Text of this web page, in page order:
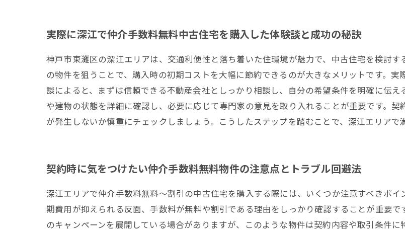
実際に深江で仲介手数料無料中古住宅を購入した体験談と成功の秘訣
神戸市東灘区の深江エリアは、交通利便性と落ち着いた住環境が魅力で、中古住宅を検討
の物件を狙うことで、購入時の初期コストを大幅に節約できるのが大きなメリットです。
談によると、まずは信頼できる不動産会社としっかり相談し、自分の希望条件を明確に伝
や建物の状態を詳細に確認し、必要に応じて専門家の意見を取り入れることが重要です。
が発生しないか慎重にチェックしましょう。こうしたステップを踏むことで、深江エリアで
契約時に気をつけたい仲介手数料無料物件の注意点とトラブル回避法
深江エリアで仲介手数料無料～割引の中古住宅を購入する際には、いくつか注意すべきポ
期費用が抑えられる反面、手数料が無料や割引である理由をしっかり確認することが重要
のキャンペーンを展開している場合がありますが、このような物件は契約内容や取引条件